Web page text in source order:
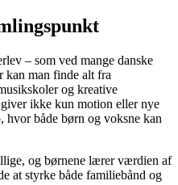
– som ved mange danske
kan man finde alt fra
og kreative
ikke kun motion eller nye
hvor både børn og voksne kan
og børnene lærer værdien af
at styrke både familiebånd og